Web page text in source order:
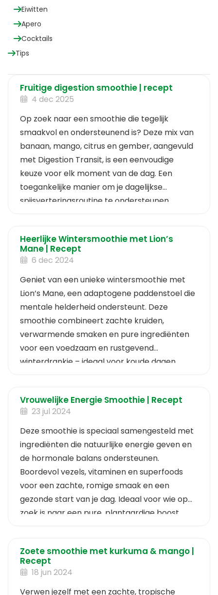
Eiwitten
Apero
Cocktails
Tips
Fruitige digestion smoothie | recept
4 dec 2025
Op zoek naar een smoothie die tegelijk
smaakvol en ondersteunend is? Deze mix van
banaan, mango, citrus en gember, aangevuld
met Digestion Transit, is een eenvoudige
keuze voor elk moment van de dag. Een
toegankelijke manier om je dagelijkse
spijsverteringsroutine te ondersteunen.
Heerlijke Wintersmoothie met Lion’s
Mane | Recept
6 dec 2024
Geniet van een unieke wintersmoothie met
Lion’s Mane, een adaptogene paddenstoel die
mentale helderheid ondersteunt. Deze
smoothie combineert zachte kruiden,
verwarmende smaken en pure ingrediënten
voor een voedzaam en rustgevend
winterdrankje – ideaal voor koude dagen.
Vrouwelijke Energie Smoothie | Recept
23 jul 2024
Deze smoothie is speciaal samengesteld met
ingrediënten die natuurlijke energie geven en
de hormonale balans ondersteunen.
Boordevol vezels, vitaminen en superfoods
voor een zachte, romige smaak en een
gezonde start van je dag. Ideaal voor wie op
zoek is naar een pure, plantaardige boost.
Zoete smoothie met kurkuma & mango |
Recept
18 jun 2024
Verwen jezelf met een zachte, tropische